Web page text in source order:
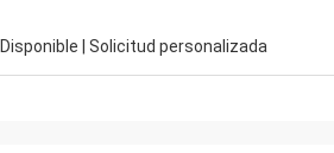
Disponible | Solicitud personalizada